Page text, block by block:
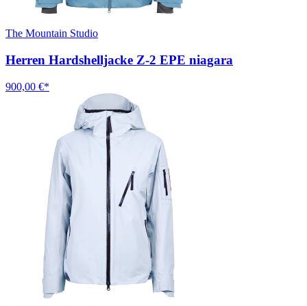
The Mountain Studio
Herren Hardshelljacke Z-2 EPE niagara
900,00 €*